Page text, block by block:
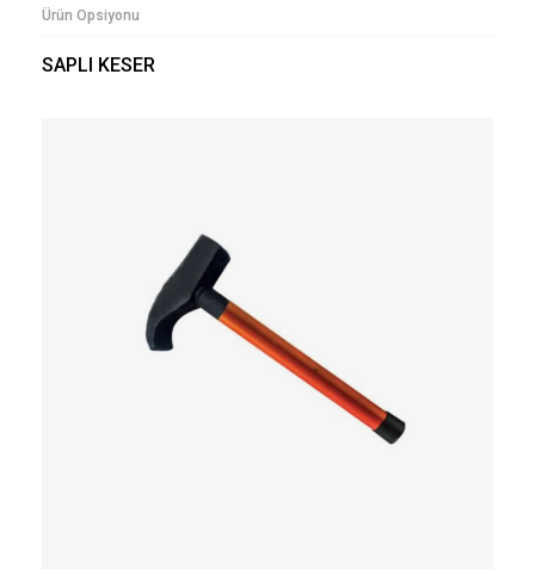
Ürün Opsiyonu
SAPLI KESER